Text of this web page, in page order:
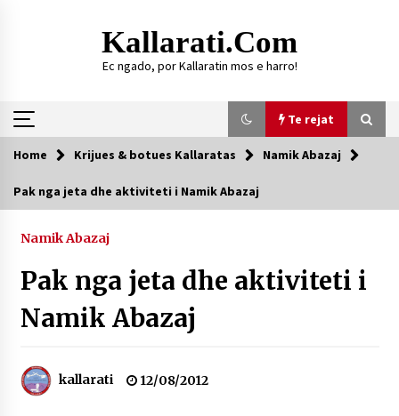
Kallarati.com
Ec ngado, por Kallaratin mos e harro!
Te rejat
Te rejat
SHOQATËS “KALLARATI”
Gazeta Kallarati nr. 118
07/07/2026
06/06/2026
Home Krijues & botues Kallaratas Namik Abazaj
Pak nga jeta dhe aktiviteti i Namik Abazaj
Namik Abazaj
Pak nga jeta dhe aktiviteti i
Namik Abazaj
kallarati 12/08/2012